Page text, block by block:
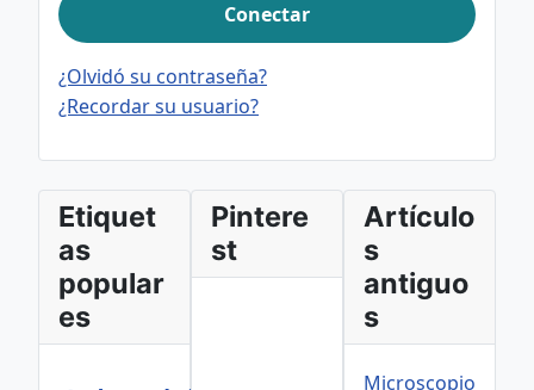
Conectar
¿Olvidó su contraseña?
¿Recordar su usuario?
Etiquet
as
popular
es
Pintere
st
Artículo
s
antiguo
s
Microscopio